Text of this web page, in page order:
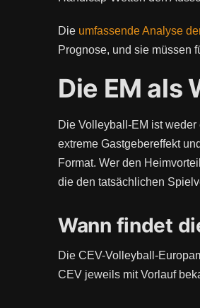
Die umfassende Analyse
Prognose, und sie müssen
Die EM als
Die Volleyball-EM ist
extreme Gastgebereffekt
Format. Wer den
die den tatsächlichen
Wann findet
Die CEV-Volleyball-
CEV jeweils mit Vorlauf